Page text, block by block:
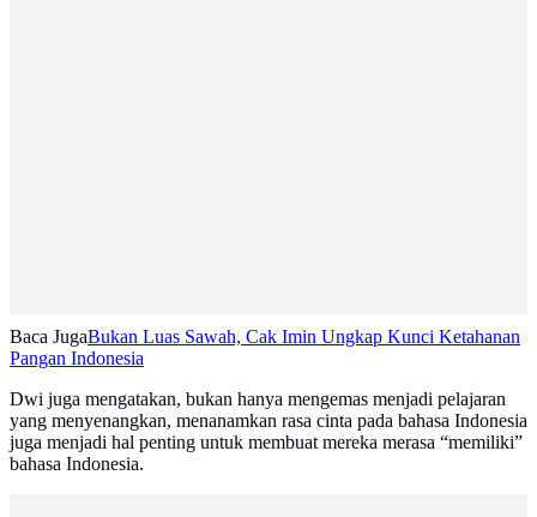
Baca JugaBukan Luas Sawah, Cak Imin Ungkap Kunci Ketahanan
Pangan Indonesia
Dwi juga mengatakan, bukan hanya mengemas menjadi pelajaran
yang menyenangkan, menanamkan rasa cinta pada bahasa Indonesia
juga menjadi hal penting untuk membuat mereka merasa “memiliki”
bahasa Indonesia.